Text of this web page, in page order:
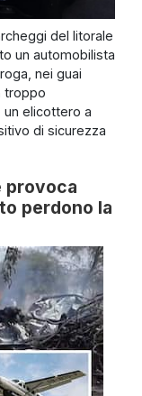
del litorale
un automobilista
nei guai
troppo
un elicottero a
di sicurezza
provoca
perdono la